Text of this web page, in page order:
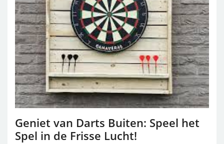
Geniet van Darts Buiten: Speel het
Spel in de Frisse Lucht!